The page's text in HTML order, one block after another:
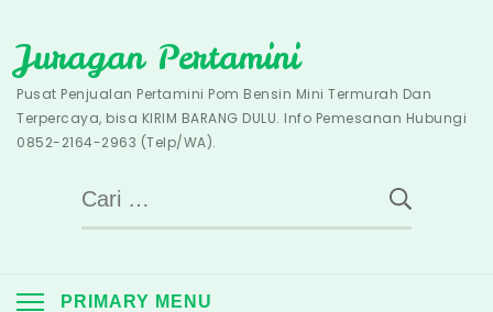
to
content
Juragan Pertamini
Pusat Penjualan Pertamini Pom Bensin Mini Termurah Dan
Terpercaya, bisa KIRIM BARANG DULU. Info Pemesanan Hubungi
0852-2164-2963 (Telp/WA).
Cari
untuk:
PRIMARY MENU